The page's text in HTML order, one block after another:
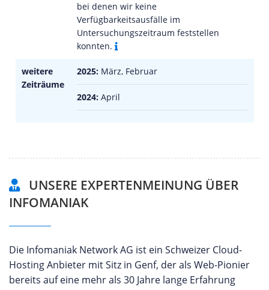
bei denen wir keine
Verfügbarkeitsausfälle im
Untersuchungszeitraum feststellen
konnten.
weitere
Zeiträume
2025: März, Februar
2024: April
UNSERE EXPERTENMEINUNG ÜBER
INFOMANIAK
Die Infomaniak Network AG ist ein Schweizer Cloud-
Hosting Anbieter mit Sitz in Genf, der als Web-Pionier
bereits auf eine mehr als 30 Jahre lange Erfahrung